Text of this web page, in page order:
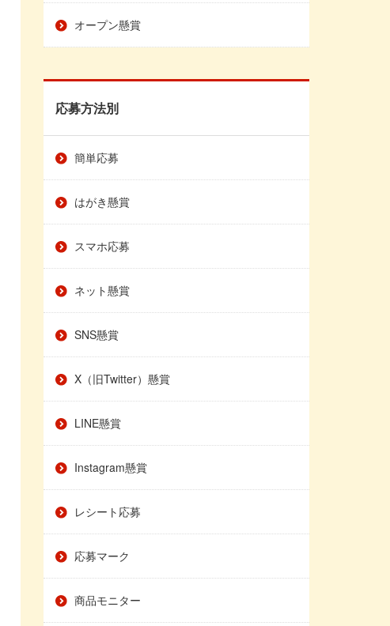
オープン懸賞
応募方法別
簡単応募
はがき懸賞
スマホ応募
ネット懸賞
SNS懸賞
X（旧Twitter）懸賞
LINE懸賞
Instagram懸賞
レシート応募
応募マーク
商品モニター